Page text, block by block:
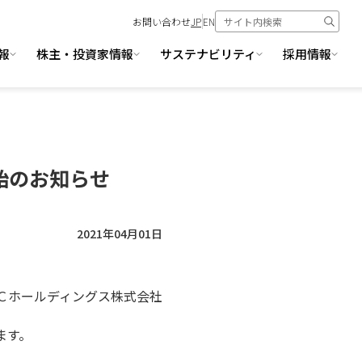
株主・投資家情報 サステナビリティ 採用情報
お問い合わせJPEN
お知らせ
2021年04月01日
ホールディングス株式会社
。